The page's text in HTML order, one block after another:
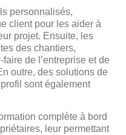
personnalisés,
client pour les aider à
projet. Ensuite, les
des chantiers,
de l’entreprise et de
outre, des solutions de
sont également
complète à bord
leur permettant